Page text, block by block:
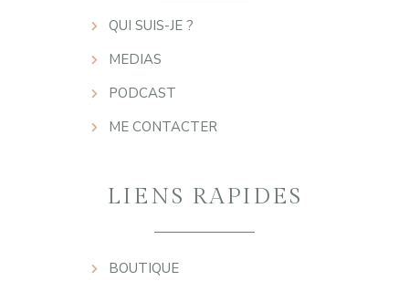
QUI SUIS-JE ?
MEDIAS
PODCAST
ME CONTACTER
LIENS RAPIDES
BOUTIQUE